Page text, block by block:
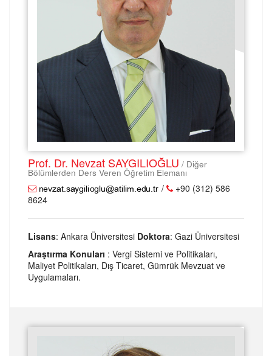
Prof. Dr. Nevzat SAYGILIOĞLU / Diğer
Bölümlerden Ders Veren Öğretim Elemanı
/
+90 (312) 586
8624
Lisans: Ankara Üniversitesi Doktora: Gazi Üniversitesi
Araştırma Konuları : Vergi Sistemi ve Politikaları,
Maliyet Politikaları, Dış Ticaret, Gümrük Mevzuat ve
Uygulamaları.